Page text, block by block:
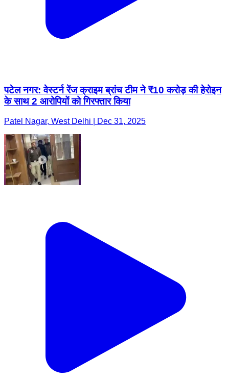
पटेल नगर: वेस्टर्न रेंज क्राइम ब्रांच टीम ने ₹10 करोड़ की हेरोइन
के साथ 2 आरोपियों को गिरफ्तार किया
Patel Nagar, West Delhi | Dec 31, 2025